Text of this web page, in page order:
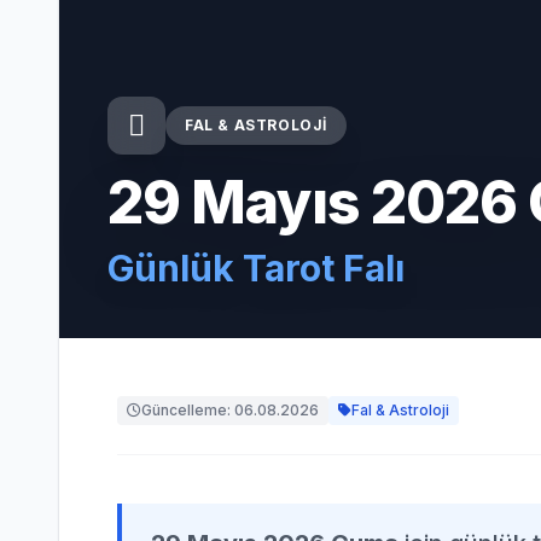
FAL & ASTROLOJI
29 Mayıs 2026
Günlük Tarot Falı
Güncelleme: 06.08.2026 Fal & Astroloji